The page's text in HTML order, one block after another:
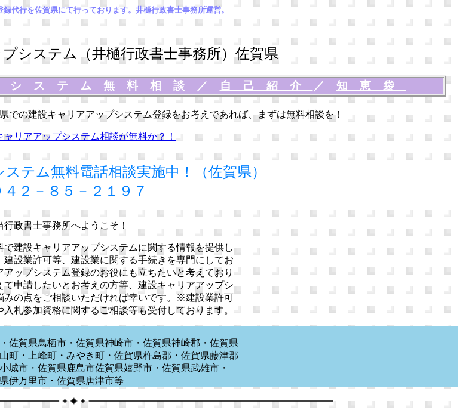
代行を佐賀県にて行っております。井樋行政書士事務所運営。
システム（井樋行政書士事務所）佐賀県
システム無料相談 ／ 自己紹介 ／ 知恵袋
での建設キャリアアップシステム登録をお考えであれば、まずは無料相談を！
リアアップシステム相談が無料か？！
テム無料電話相談実施中！（佐賀県）
４２－８５－２１９７
行政書士事務所へようこそ！
建設キャリアアップシステムに関する情報を提供し
設業許可等、建設業に関する手続きを専門にしてお
アップシステム登録のお役にも立ちたいと考えており
申請したいとお考えの方等、建設キャリアアップシ
みの点をご相談いただければ幸いです。※建設業許可
札参加資格に関するご相談等も受付しております。
佐賀県鳥栖市・佐賀県神崎市・佐賀県神崎郡・佐賀県
町・上峰町・みやき町・佐賀県杵島郡・佐賀県藤津郡
城市・佐賀県鹿島市佐賀県嬉野市・佐賀県武雄市・
伊万里市・佐賀県唐津市等